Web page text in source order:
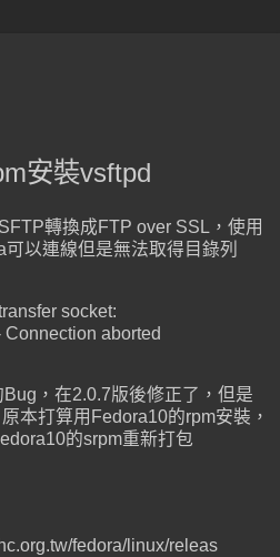
安裝vsftpd
轉換成FTP over SSL，使用
以連線但是無法取得目錄列
socket:
aborted
，在2.0.7版後修正了，但是
本打算用Fedora10的rpm安裝，
的srpm重新打包
fedora/linux/releas